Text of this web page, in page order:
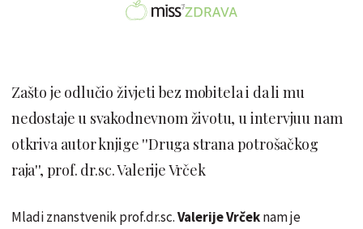
Zašto je odlučio živjeti bez mobitela i da li mu
nedostaje u svakodnevnom životu, u intervjuu nam
otkriva autor knjige ''Druga strana potrošačkog
raja'', prof. dr.sc. Valerije Vrček
Mladi znanstvenik prof.dr.sc.Valerije Vrčeknam je